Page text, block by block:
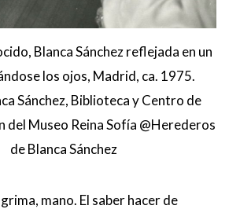
Blanca Sánchez reflejada en un
los ojos, Madrid, ca. 1975.
Sánchez, Biblioteca y Centro de
del Museo Reina Sofía @Herederos
de Blanca Sánchez
mano. El saber hacer de